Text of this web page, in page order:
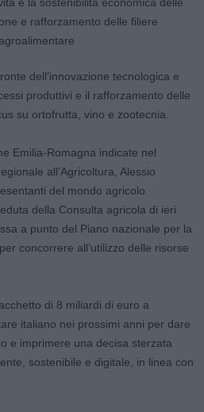
dell’innovazione tecnologica e
produttivi e il rafforzamento delle
su ortofrutta, vino e zootecnia.
Emilia-Romagna indicate nel
all’Agricoltura, Alessio
del mondo agricolo
della Consulta agricola di ieri
a punto del Piano nazionale per la
concorrere all’utilizzo delle risorse
di 8 miliardi di euro a
italiano nei prossimi anni per dare
e imprimere una decisa sterzata
sostenibile e digitale, in linea con